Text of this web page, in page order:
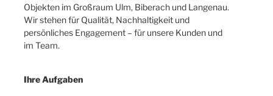
Objekten im Großraum Ulm, Biberach und Langenau.
Wir stehen für Qualität, Nachhaltigkeit und
persönliches Engagement – für unsere Kunden und
im Team.
Ihre Aufgaben